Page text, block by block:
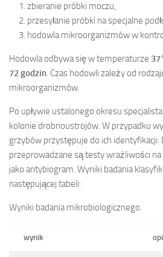
zbieranie próbki moczu,
przesyłanie próbki na specjalne
hodowla mikroorganizmów w
Hodowla odbywa się w temperaturze
72 godzin. Czas hodowli zależy od
mikroorganizmów.
Po upływie ustalonego okresu
kolonie drobnoustrojów. W przypadku
grzybów przystępuje do ich identyfikacji.
przeprowadzane są testy wrażliwości
jako antybiogram. Wyniki badania
następującej tabeli:
Wyniki badania mikrobiologicznego.
wynik